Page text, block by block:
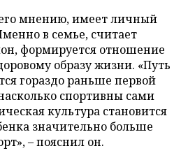
мнению, имеет личный
в семье, считает
формируется отношение
образу жизни. «Путь
гораздо раньше первой
спортивны сами
культура становится
значительно больше
– пояснил он.